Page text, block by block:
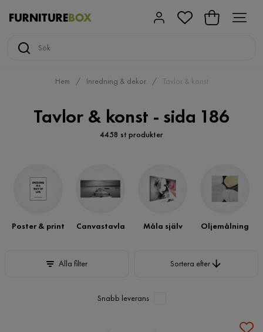
Hem Inredning & dekor Tavlor & konst
Tavlor & konst - sida 186
4458 st produkter
Poster & print Canvastavla Måla själv Oljemålning
Alla filter Sortera efter
Snabb leverans